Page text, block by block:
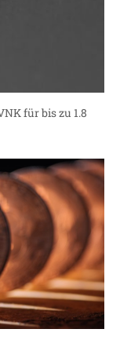
für bis zu 1.8